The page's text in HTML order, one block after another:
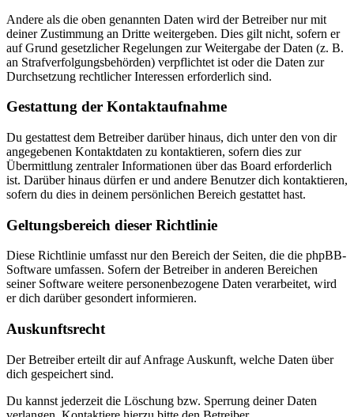
Andere als die oben genannten Daten wird der Betreiber nur mit
deiner Zustimmung an Dritte weitergeben. Dies gilt nicht, sofern er
auf Grund gesetzlicher Regelungen zur Weitergabe der Daten (z. B.
an Strafverfolgungsbehörden) verpflichtet ist oder die Daten zur
Durchsetzung rechtlicher Interessen erforderlich sind.
Gestattung der Kontaktaufnahme
Du gestattest dem Betreiber darüber hinaus, dich unter den von dir
angegebenen Kontaktdaten zu kontaktieren, sofern dies zur
Übermittlung zentraler Informationen über das Board erforderlich
ist. Darüber hinaus dürfen er und andere Benutzer dich kontaktieren,
sofern du dies in deinem persönlichen Bereich gestattet hast.
Geltungsbereich dieser Richtlinie
Diese Richtlinie umfasst nur den Bereich der Seiten, die die phpBB-
Software umfassen. Sofern der Betreiber in anderen Bereichen
seiner Software weitere personenbezogene Daten verarbeitet, wird
er dich darüber gesondert informieren.
Auskunftsrecht
Der Betreiber erteilt dir auf Anfrage Auskunft, welche Daten über
dich gespeichert sind.
Du kannst jederzeit die Löschung bzw. Sperrung deiner Daten